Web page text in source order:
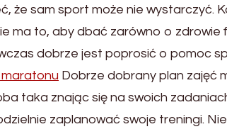
że sam sport może nie wystarczyć.
ma to, aby dbać zarówno o zdrowie
dobrze jest poprosić o pomoc
Dobrze dobrany plan zajęć
taka znając się na swoich
zaplanować swoje treningi.